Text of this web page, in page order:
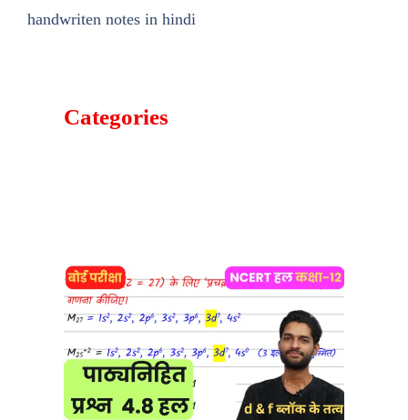
handwriten notes in hindi
Categories